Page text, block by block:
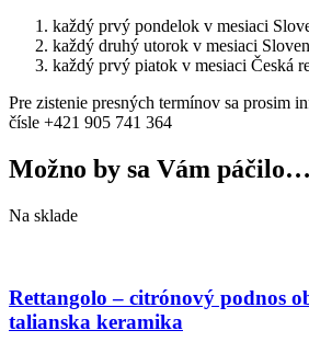
každý prvý pondelok v mesiaci
každý druhý utorok v mesiaci
každý prvý piatok v mesiaci Česká
Pre zistenie presných termínov sa prosim
čísle +421 905 741 364
Možno by sa Vám páčilo…
Na sklade
Rettangolo – citrónový podnos
talianska keramika